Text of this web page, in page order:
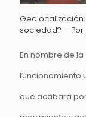
sociedad? –
En nombre de
funcionamiento
que acabará